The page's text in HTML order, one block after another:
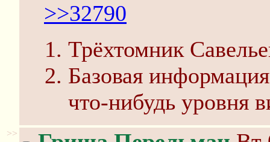
>>32790
Трёхтомник
Базовая
что-нибудь уровня
>>